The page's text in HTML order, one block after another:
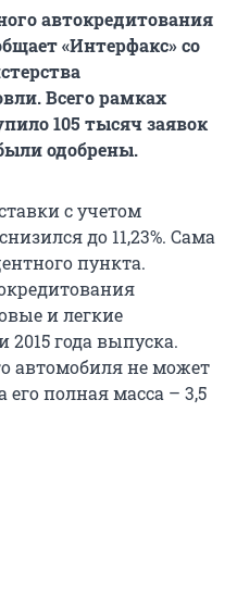
автокредитования
«Интерфакс» со
Всего рамках
105 тысяч заявок
одобрены.
с учетом
до 11,23%. Сама
пункта.
и легкие
года выпуска.
автомобиля не может
полная масса – 3,5